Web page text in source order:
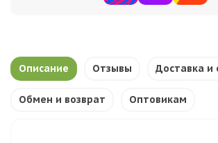
Описание Отзывы Доставка и
Обмен и возврат Оптовикам